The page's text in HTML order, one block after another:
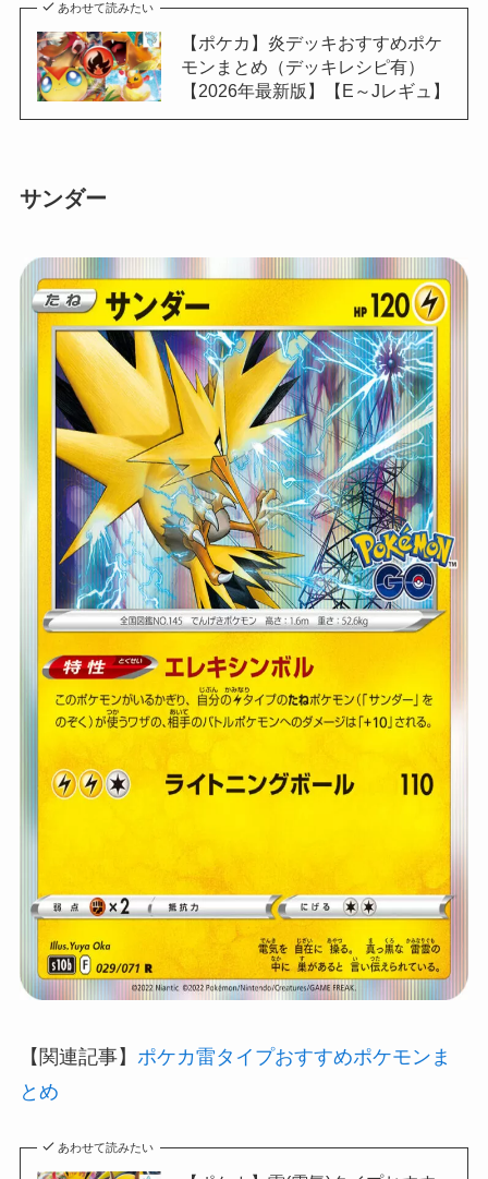
あわせて読みたい
【ポケカ】炎デッキおすすめポケ
モンまとめ（デッキレシピ有）
【2026年最新版】【E～Jレギュ】
サンダー
【関連記事】 ポケカ雷タイプおすすめポケモンま
とめ
あわせて読みたい